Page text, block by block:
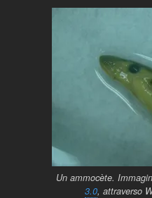
Un ammocète.
3.0, attraverso